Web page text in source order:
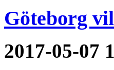
Göteborg
2017-05-07